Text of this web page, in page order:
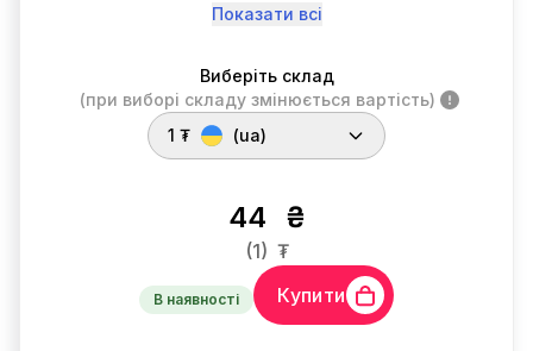
Показати всі
Виберіть склад
(при виборі складу змінюється вартість)
1 ₮
(ua)
44 ₴
(1) ₮
В наявності Купити